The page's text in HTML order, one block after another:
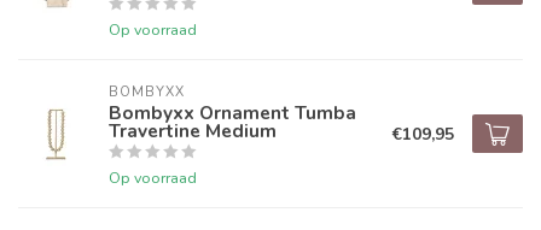
Op voorraad
BOMBYXX
Bombyxx Ornament Tumba
Travertine Medium
Op voorraad
€109,95